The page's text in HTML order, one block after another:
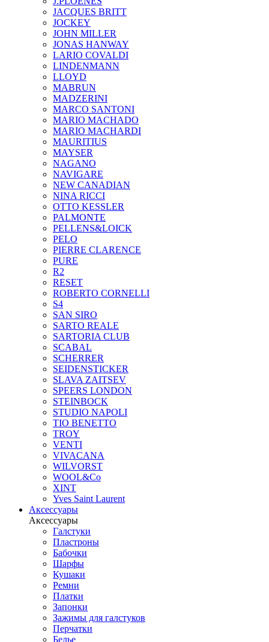
JAСQUES BRITT
JOCKEY
JOHN MILLER
JONAS HANWAY
LARIO COVALDI
LINDENMANN
LLOYD
MABRUN
MADZERINI
MARCO SANTONI
MARIO MACHADO
MARIO MACHARDI
MAURITIUS
MAYSER
NAGANO
NAVIGARE
NEW CANADIAN
NINA RICCI
OTTO KESSLER
PALMONTE
PELLENS&LOICK
PELO
PIERRE CLARENCE
PURE
R2
RESET
ROBERTO CORNELLI
S4
SAN SIRO
SARTO REALE
SARTORIA CLUB
SCABAL
SCHERRER
SEIDENSTICKER
SLAVA ZAITSEV
SPEERS LONDON
STEINBOCK
STUDIO NAPOLI
TIO BENETTO
TROY
VENTI
VIVACANA
WILVORST
WOOL&Co
XINT
Yves Saint Laurent
Аксессуары
Аксессуары
Галстуки
Пластроны
Бабочки
Шарфы
Кушаки
Ремни
Платки
Запонки
Зажимы для галстуков
Перчатки
Белье